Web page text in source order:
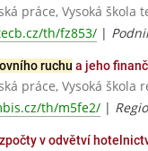
práce, Vysoká
th/fz853/ |
ruchu a jeho
práce, Vysoká
th/m5fe2/ |
v odvětví